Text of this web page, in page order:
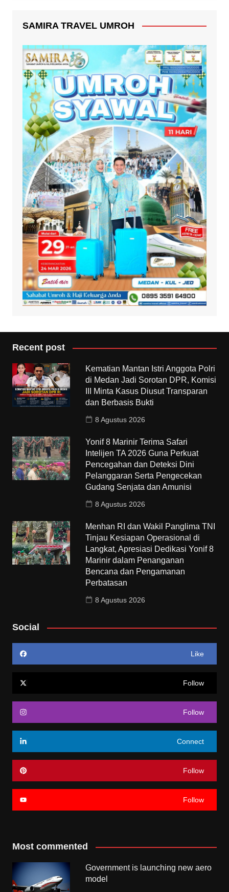
SAMIRA TRAVEL UMROH
Recent post
Kematian Mantan Istri Anggota Polri
di Medan Jadi Sorotan DPR, Komisi
III Minta Kasus Diusut Transparan
dan Berbasis Bukti
8 Agustus 2026
Yonif 8 Marinir Terima Safari
Intelijen TA 2026 Guna Perkuat
Pencegahan dan Deteksi Dini
Pelanggaran Serta Pengecekan
Gudang Senjata dan Amunisi
8 Agustus 2026
Menhan RI dan Wakil Panglima TNI
Tinjau Kesiapan Operasional di
Langkat, Apresiasi Dedikasi Yonif 8
Marinir dalam Penanganan
Bencana dan Pengamanan
Perbatasan
8 Agustus 2026
Social
Like
Follow
Follow
Connect
Follow
Follow
Most commented
Government is launching new aero
model